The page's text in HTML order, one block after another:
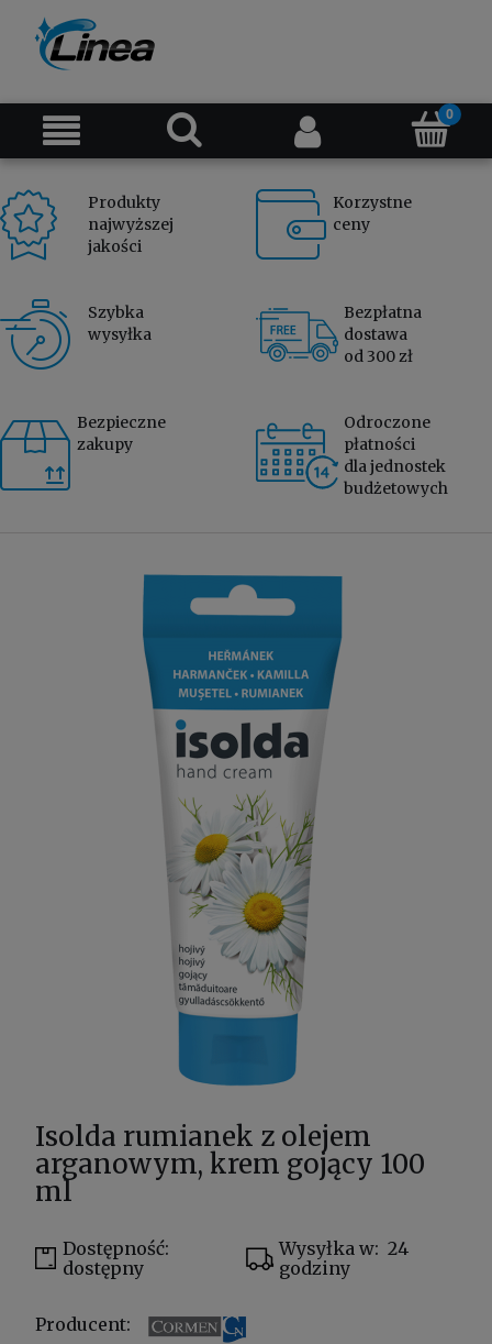
Produkty
najwyższej
jakości
Korzystne
ceny
Szybka
wysyłka
Bezpłatna
dostawa
od 300 zł
Bezpieczne
zakupy
Odroczone
płatności
dla jednostek
budżetowych
Isolda rumianek z olejem
arganowym, krem gojący 100
ml
Dostępność:
dostępny
Wysyłka w: 24
godziny
Producent: